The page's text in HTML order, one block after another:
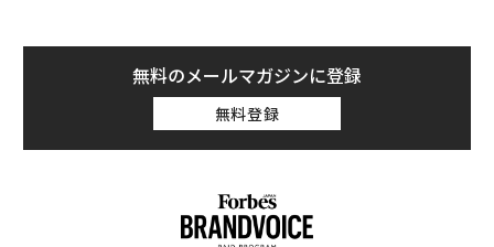
無料のメールマガジンに登録
無料登録